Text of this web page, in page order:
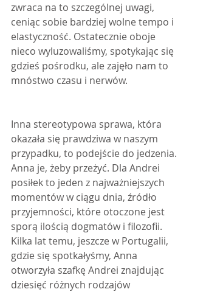
zwraca na to szczególnej uwagi,
ceniąc sobie bardziej wolne tempo i
elastyczność. Ostatecznie oboje
nieco wyluzowaliśmy, spotykając się
gdzieś pośrodku, ale zajęło nam to
mnóstwo czasu i nerwów.
Inna stereotypowa sprawa, która
okazała się prawdziwa w naszym
przypadku, to podejście do jedzenia.
Anna je, żeby przeżyć. Dla Andrei
posiłek to jeden z najważniejszych
momentów w ciągu dnia, źródło
przyjemności, które otoczone jest
sporą ilością dogmatów i filozofii.
Kilka lat temu, jeszcze w Portugalii,
gdzie się spotkałyśmy, Anna
otworzyła szafkę Andrei znajdując
dziesięć różnych rodzajów